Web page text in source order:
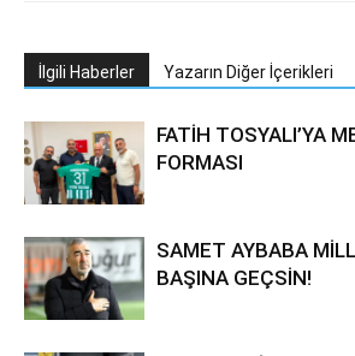
İlgili Haberler Yazarın Diğer İçerikleri
FATİH TOSYALI’YA
FORMASI
SAMET AYBABA
BAŞINA GEÇSİN!